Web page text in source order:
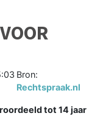
Bron:
Rechtspraak.nl
tot 14 jaar